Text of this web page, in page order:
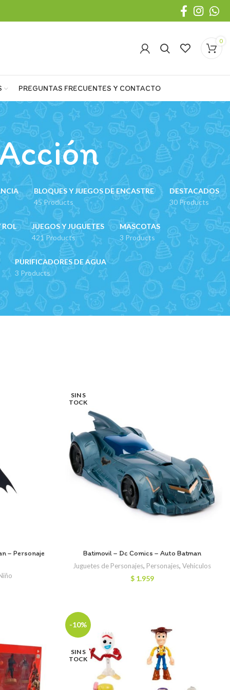
0
PREGUNTAS FRECUENTES Y CONTACTO
BLOQUES Y JUEGOS DE ENCASTRE
45 Products
DESTACADOS
30 Products
ROL
JUEGOS Y JUGUETES
421 Products
MASCOTAS
3 Products
PURIFICADORES DE AGUA
3 Products
– Personaje
SIN S
TOCK
Batimovil – Dc Comics – Auto Batman
Juguetes de Personajes, Personajes,Vehiculos
$1.959
-10%
SIN S
TOCK